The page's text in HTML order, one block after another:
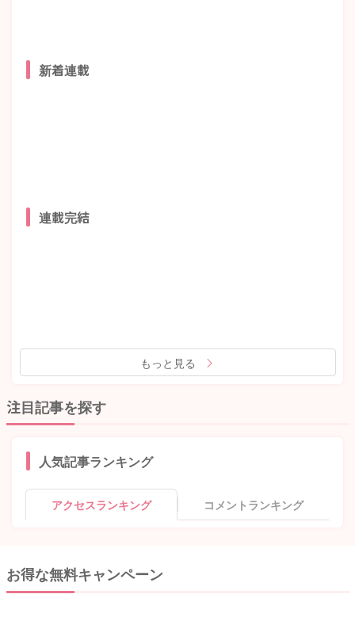
新着連載
連載完結
もっと見る
注目記事を探す
人気記事ランキング
アクセスランキング コメントランキング
お得な無料キャンペーン